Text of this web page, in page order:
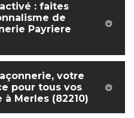
: faites
de
Payriere
votre
pour tous vos
Merles (82210)